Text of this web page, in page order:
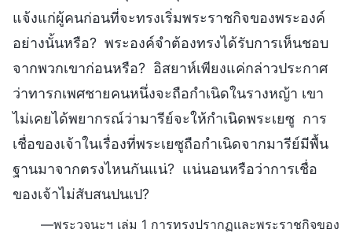
แจ้งแก่ผู้คนก่อนที่จะทรงเริ่มพระราชกิจของพระองค์
อย่างนั้นหรือ? พระองค์จำต้องทรงได้รับการเห็นชอบ
จากพวกเขาก่อนหรือ? อิสยาห์เพียงแค่กล่าวประกาศ
ว่าทารกเพศชายคนหนึ่งจะถือกำเนิดในรางหญ้า เขา
ไม่เคยได้พยากรณ์ว่ามารีย์จะให้กำเนิดพระเยซู การ
เชื่อของเจ้าในเรื่องที่พระเยซูถือกำเนิดจากมารีย์มีพื้น
ฐานมาจากตรงไหนกันแน่? แน่นอนหรือว่าการเชื่อ
ของเจ้าไม่สับสนปนเป?
—พระวจนะฯ เล่ม 1 การทรงปรากฏและพระราชกิจของ